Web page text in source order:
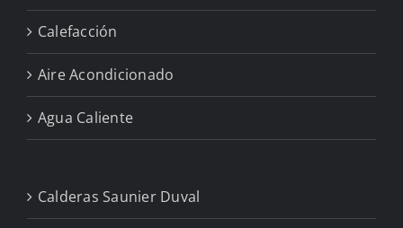
Calefacción
Aire Acondicionado
Agua Caliente
Calderas Saunier Duval